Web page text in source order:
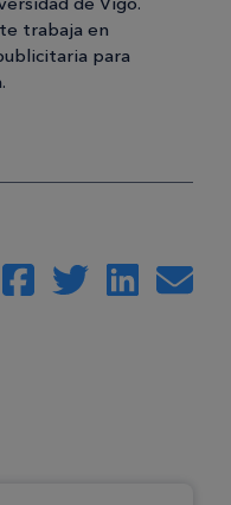
trabaja en
para